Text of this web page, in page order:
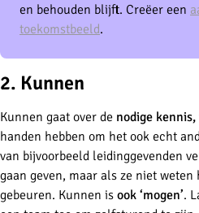
en behouden blijft. Creëer een
toekomstbeeld.
2. Kunnen
Kunnen gaat over de nodige
handen hebben om het ook echt
van bijvoorbeeld leidinggevenden
gaan geven, maar als ze niet
gebeuren. Kunnen is ook ‘mogen’.